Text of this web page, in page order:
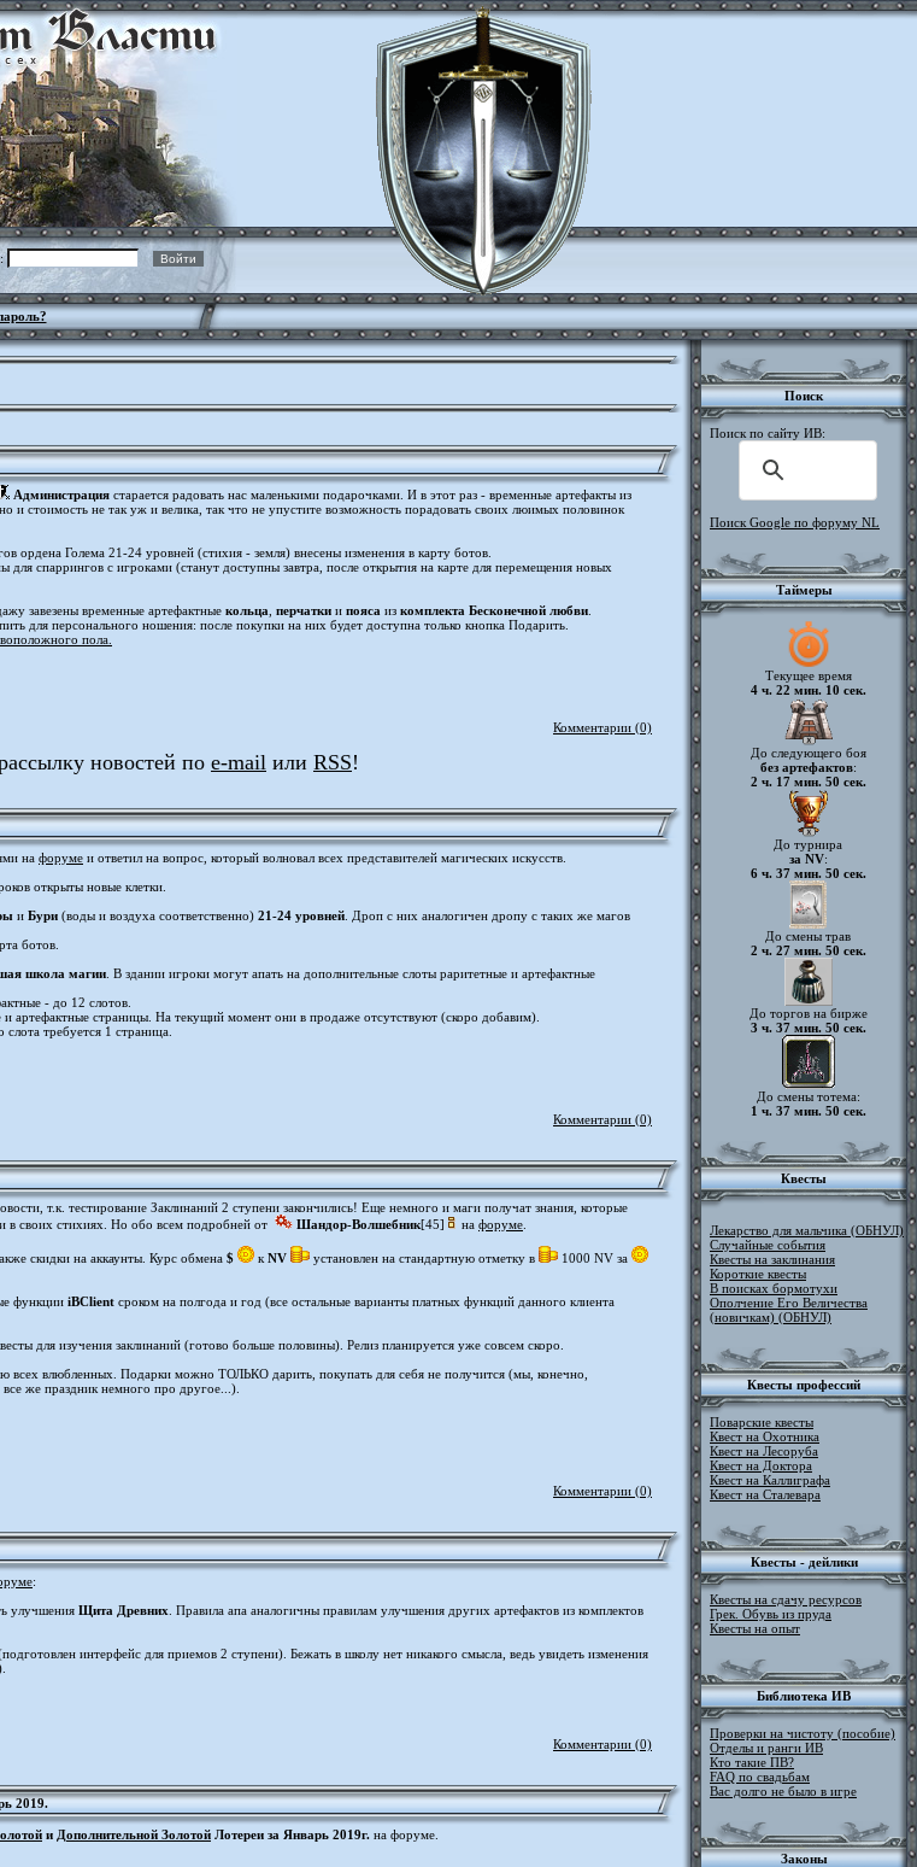
Администрация старается радовать нас маленькими подарочками. И в этот раз - временные артефакты из
и стоимость не так уж и велика, так что не упустите возможность порадовать своих люимых половинок
ордена Голема 21-24 уровней (стихия - земля) внесены изменения в карту ботов.
спаррингов с игроками (станут доступны завтра, после открытия на карте для перемещения новых
завезены временные артефактные кольца перчатки и пояса из комплекта Бесконечной любви
для персонального ношения: после покупки на них будет доступна только кнопка Подарить.
пола.
Комментарии (0)
новостей по e-mail или RSS!
на форуме и ответил на вопрос, который волновал всех представителей магических искусств.
открыты новые клетки.
и Бури (воды и воздуха соответственно) 21-24 уровней . Дроп с них аналогичен дропу с таких же магов
ботов.
школа магии . В здании игроки могут апать на дополнительные слоты раритетные и артефактные
- до 12 слотов.
артефактные страницы. На текущий момент они в продаже отсутствуют (скоро добавим).
требуется 1 страница.
Комментарии (0)
т.к. тестирование Заклинаний 2 ступени закончились! Еще немного и маги получат знания, которые
в своих стихиях. Но обо всем подробней от
Шандор-Волшебник[45] на форуме
скидки на аккаунты. Курс обмена $ к NV установлен на стандартную отметку в
1000 NV за
функции iBClient сроком на полгода и год (все остальные варианты платных функций данного клиента
для изучения заклинаний (готово больше половины). Релиз планируется уже совсем скоро.
всех влюбленных. Подарки можно ТОЛЬКО дарить, покупать для себя не получится (мы, конечно,
же праздник немного про другое...).
Комментарии (0)
:
улучшения Щита Древних . Правила апа аналогичны правилам улучшения других артефактов из комплектов
интерфейс для приемов 2 ступени). Бежать в школу нет никакого смысла, ведь увидеть изменения
Комментарии (0)
2019.
и Дополнительной Золотой Лотереи за Январь 2019г. на форуме.
Поиск
Поиск по сайту ИВ:
Поиск Google по форуму NL
Таймеры
Текущее время
4 ч. 22 мин. 10 сек.
До следующего боя
без артефактов:
2 ч. 17 мин. 50 сек.
До турнира
за NV:
6 ч. 37 мин. 50 сек.
До смены трав
2 ч. 27 мин. 50 сек.
До торгов на бирже
3 ч. 37 мин. 50 сек.
До смены тотема:
1 ч. 37 мин. 50 сек.
Квесты
Лекарство для мальчика (ОБНУЛ)
Случайные события
Квесты на заклинания
Короткие квесты
В поисках бормотухи
Ополчение Его Величества
(новичкам) (ОБНУЛ)
Квесты профессий
Поварские квесты
Квест на Охотника
Квест на Лесоруба
Квест на Доктора
Квест на Каллиграфа
Квест на Сталевара
Квесты - дейлики
Квесты на сдачу ресурсов
Грек. Обувь из пруда
Квесты на опыт
Библиотека ИВ
Проверки на чистоту (пособие)
Отделы и ранги ИВ
Кто такие ПВ?
FAQ по свадьбам
Вас долго не было в игре
Законы